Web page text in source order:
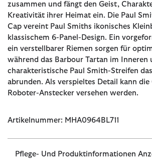
zusammen und fängt den Geist,
Kreativität ihrer Heimat ein. Die Paul
Cap vereint Paul Smiths ikonisches
klassischem 6-Panel-Design. Ein
ein verstellbarer Riemen sorgen für
während das Barbour Tartan im Inneren
charakteristische Paul Smith-Streifen das
abrunden. Als verspieltes Detail kann
Roboter-Anstecker versehen werden.
Artikelnummer: MHA0964BL711
Pflege- Und Produktinformationen